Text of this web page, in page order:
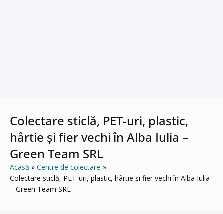
Colectare sticlă, PET-uri, plastic,
hârtie și fier vechi în Alba Iulia –
Green Team SRL
Acasă
Centre de colectare
Colectare sticlă, PET-uri, plastic, hârtie și fier vechi în Alba Iulia
– Green Team SRL